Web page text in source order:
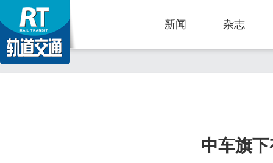
新闻 杂志
中车旗